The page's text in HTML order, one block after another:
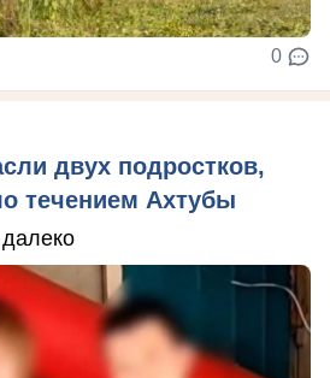
0
двух подростков,
течением Ахтубы